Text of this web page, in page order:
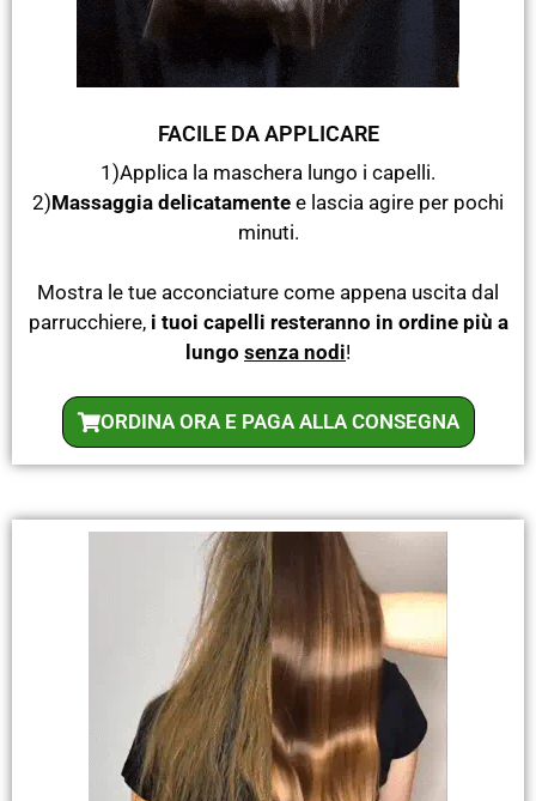
FACILE DA APPLICARE
1)Applica la maschera lungo i capelli.
2)Massaggia delicatamente e lascia agire per pochi
minuti.
Mostra le tue acconciature come appena uscita dal
parrucchiere,i tuoi capelli resteranno in ordine più a
lungo senza nodi!
ORDINA ORA E PAGA ALLA CONSEGNA